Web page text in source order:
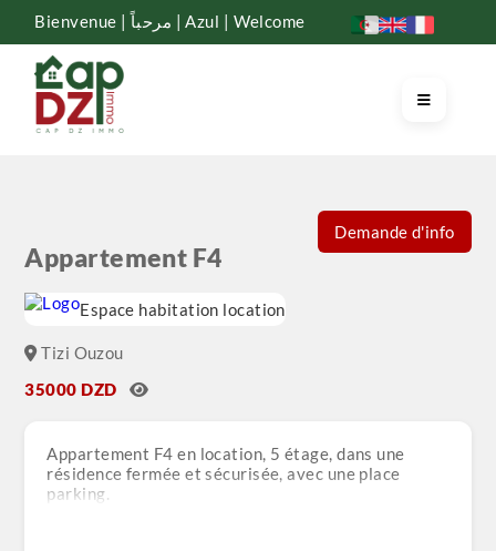
Bienvenue | مرحباً | Azul | Welcome
Appartement F4
Espace habitation location
Tizi Ouzou
35000 DZD
Demande d'info
Appartement F4 en location, 5 étage, dans une
résidence fermée et sécurisée, avec une place
parking.